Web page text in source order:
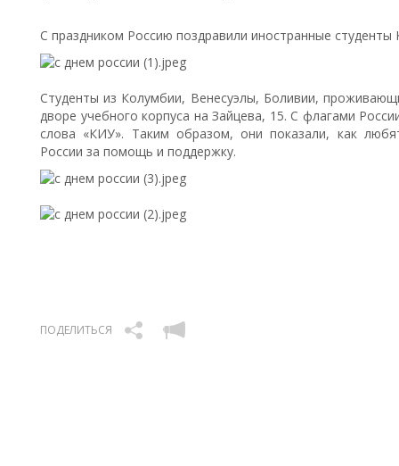
С праздником Россию поздравили иностранные студенты
Студенты из Колумбии, Венесуэлы, Боливии,
дворе учебного корпуса на Зайцева, 15. С флагами
слова «КИУ». Таким образом, они показали, как
России за помощь и поддержку.
ПОДЕЛИТЬСЯ